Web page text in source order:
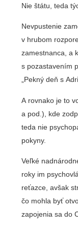
Nie štátu, teda
Nevpustenie
v hrubom
zamestnanca, a
s pozastavením
„Pekný deň s
A rovnako je to
a pod.), kde
teda nie
pokyny.
Veľké
roky im
reťazce, avšak
čo mohla byť
zapojenia sa do